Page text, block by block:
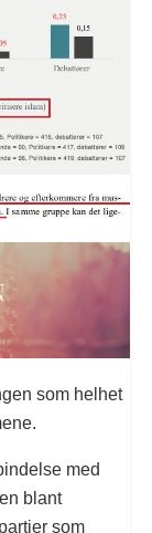
som helhet
med
blant
som